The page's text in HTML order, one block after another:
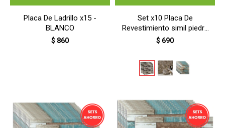
Placa De Ladrillo x15 -
BLANCO
$ 860
Set x10 Placa De
Revestimiento simil piedra
- PIEDRA ARENISCA BEIGE
$ 690